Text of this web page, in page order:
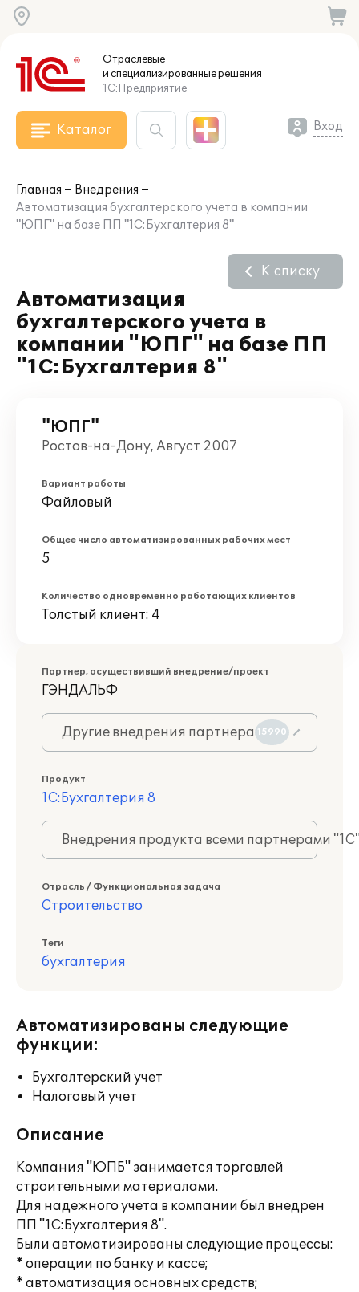
Отраслевые
и специализированныерешения
1С:Предприятие
Каталог Вход
Главная
Внедрения
Автоматизация бухгалтерского учета в компании
"ЮПГ" на базе ПП "1С:Бухгалтерия 8"
Автоматизация
бухгалтерского учета в
компании "ЮПГ" на базе ПП
"1С:Бухгалтерия 8"
К списку
"ЮПГ"
Ростов-на-Дону, Август 2007
Вариант работы
Файловый
Общее число автоматизированных рабочих мест
5
Количество одновременно работающих клиентов
Толстый клиент: 4
Партнер, осуществивший внедрение/проект
ГЭНДАЛЬФ
Другие внедрения партнера 15990
Продукт
1С:Бухгалтерия 8
Внедрения продукта всеми партнерами
Отрасль / Функциональная задача
Строительство
Теги
бухгалтерия
Автоматизированы следующие
функции:
Бухгалтерский учет
Налоговый учет
Описание
Компания "ЮПБ" занимается торговлей
строительными материалами.
Для надежного учета в компании был внедрен
ПП "1С:Бухгалтерия 8".
Были автоматизированы следующие процессы:
* операции по банку и кассе;
* автоматизация основных средств;